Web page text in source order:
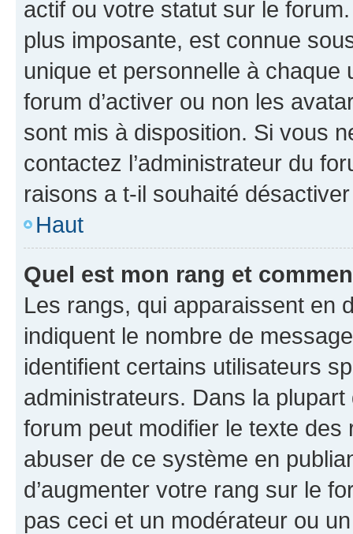
actif ou votre statut sur le
plus imposante, est connue
unique et personnelle à chaque
forum d’activer ou non les
sont mis à disposition. Si vous
contactez l’administrateur du
raisons a t-il souhaité
Haut
Quel est mon rang et
Les rangs, qui apparaissent en
indiquent le nombre de
identifient certains utilisateurs
administrateurs. Dans la
forum peut modifier le texte
abuser de ce système en
d’augmenter votre rang sur le
pas ceci et un modérateur ou